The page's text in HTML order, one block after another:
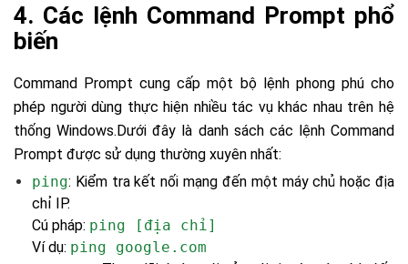
4. Các lệnh Command Prompt phổ
biến
Command Prompt cung cấp một bộ lệnh phong phú cho
phép người dùng thực hiện nhiều tác vụ khác nhau trên hệ
thống Windows.Dưới đây là danh sách các lệnh Command
Prompt được sử dụng thường xuyên nhất:
ping: Kiểm tra kết nối mạng đến một máy chủ hoặc địa
chỉ IP.
Cú pháp: ping [địa chỉ]
Ví dụ: ping google.com